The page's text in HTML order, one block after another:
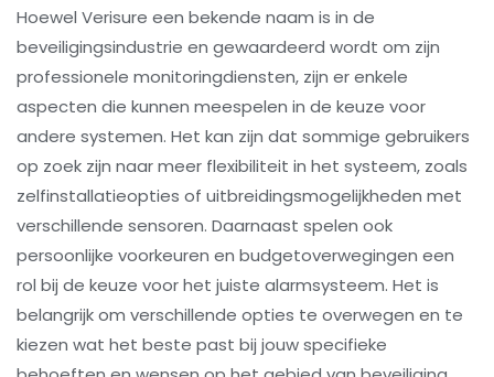
Hoewel Verisure een bekende naam is in de
beveiligingsindustrie en gewaardeerd wordt om zijn
professionele monitoringdiensten, zijn er enkele
aspecten die kunnen meespelen in de keuze voor
andere systemen. Het kan zijn dat sommige gebruikers
op zoek zijn naar meer flexibiliteit in het systeem, zoals
zelfinstallatieopties of uitbreidingsmogelijkheden met
verschillende sensoren. Daarnaast spelen ook
persoonlijke voorkeuren en budgetoverwegingen een
rol bij de keuze voor het juiste alarmsysteem. Het is
belangrijk om verschillende opties te overwegen en te
kiezen wat het beste past bij jouw specifieke